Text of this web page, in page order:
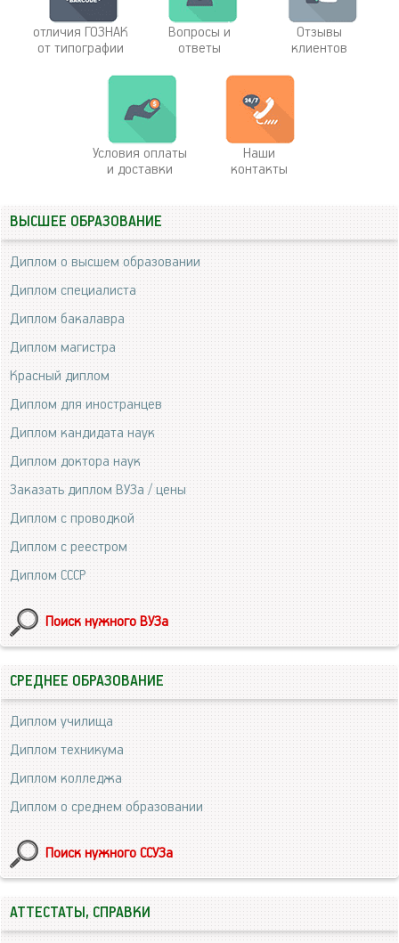
отличия ГОЗНАК
от типографии
Вопросы и
ответы
Отзывы
клиентов
Условия оплаты
и доставки
Наши
контакты
ВЫСШЕЕ ОБРАЗОВАНИЕ
Диплом о высшем образовании
Диплом специалиста
Диплом бакалавра
Диплом магистра
Красный диплом
Диплом для иностранцев
Диплом кандидата наук
Диплом доктора наук
Заказать диплом ВУЗа / цены
Диплом с проводкой
Диплом с реестром
Диплом СССР
Поиск нужного ВУЗа
СРЕДНЕЕ ОБРАЗОВАНИЕ
Диплом училища
Диплом техникума
Диплом колледжа
Диплом о среднем образовании
Поиск нужного ССУЗа
АТТЕСТАТЫ, СПРАВКИ